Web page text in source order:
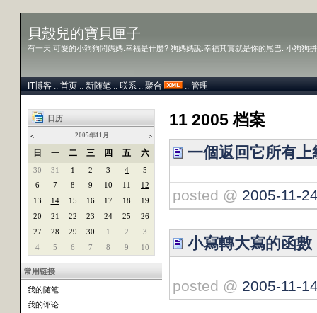
貝殼兒的寶貝匣子
有一天,可愛的小狗狗問媽媽:幸福是什麼? 狗媽媽說:幸福其實就是你的尾巴. 小狗
IT博客 :: 首页 :: 新随笔 :: 联系 :: 聚合 :: 管理
日历
< 2005年11月 >
日 一 二 三 四 五 六
30 31 1 2 3 4
5
6
7 8 9 10 11
12
13
14 15 16 17 18
19
20
21 22 23 24 25
26
27
28 29 30 1 2
3
4
5 6 7 8 9 10
常用链接
我的随笔
我的评论
11 2005 档案
一個返回它所有
posted @ 2005-11-
小寫轉大寫的函數
posted @ 2005-11-